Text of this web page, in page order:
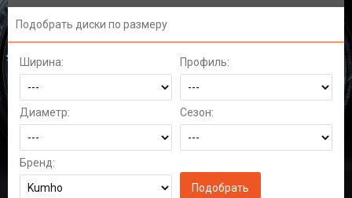
Подобрать диски по размеру
Ширина: Профиль:
Диаметр: Сезон:
Бренд: